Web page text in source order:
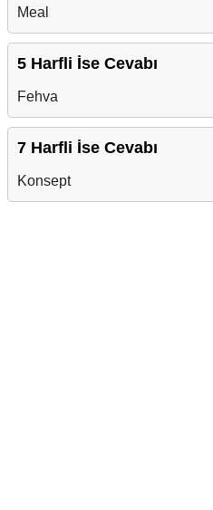
Meal
5 Harfli İse Cevabı
Fehva
7 Harfli İse Cevabı
Konsept